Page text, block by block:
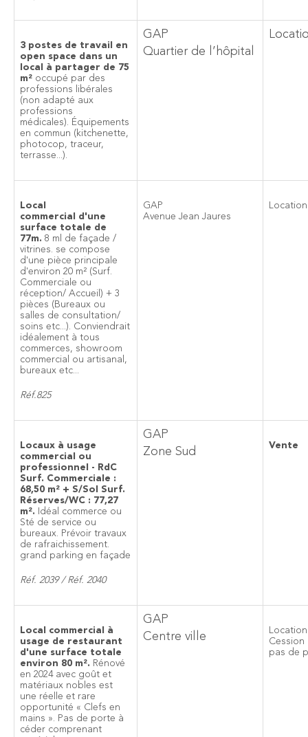
3 postes de travail en
open space dans un
local à partager de 75
m² occupé par des
professions libérales
(non adapté aux
professions
médicales). Équipements
en commun (kitchenette,
photocop, traceur,
terrasse...).
GAP
Quartier de l’hôpital
Local
commercial d'une
surface totale de
77m. 8 ml de façade /
vitrines. se compose
d'une pièce principale
d'environ 20 m² (Surf.
Commerciale ou
réception/ Accueil) + 3
pièces (Bureaux ou
salles de consultation/
soins etc...). Conviendrait
idéalement à tous
commerces, showroom
commercial ou artisanal,
bureaux etc...
Réf.825
GAP
Avenue Jean Jaures
Location
Locaux à usage
commercial ou
professionnel - RdC
Surf. Commerciale :
68,50 m² + S/Sol Surf.
Réserves/WC : 77,27
m². Idéal commerce ou
Sté de service ou
bureaux. Prévoir travaux
de rafraichissement.
grand parking en façade
Réf. 2039 / Réf. 2040
GAP
Zone Sud
Vente
Local commercial à
usage de restaurant
d'une surface totale
environ 80 m². Rénové
en 2024 avec goût et
matériaux nobles est
une réelle et rare
opportunité « Clefs en
mains ». Pas de porte à
céder comprenant
GAP
Centre ville
Cession
pas de